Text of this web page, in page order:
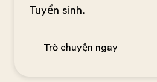
Tuyển sinh.
Trò chuyện ngay